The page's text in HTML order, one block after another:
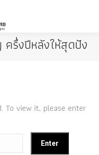
ครึ่งปีหลังให้สุดปัง
To view it, please enter